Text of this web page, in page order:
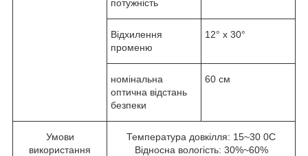
потужність
Відхилення
променю
12° x 30°
номінальна
оптична відстань
безпеки
60 см
Умови
використання
Температура довкілля: 15~30 0C
Відносна вологість: 30%~60%